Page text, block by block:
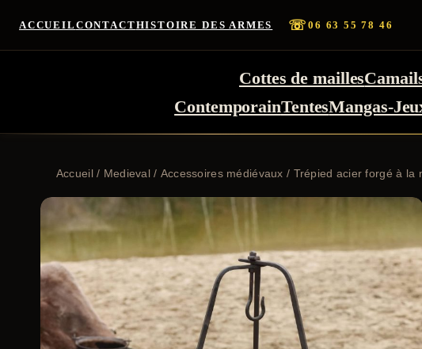
ACCUEIL CONTACTHISTOIRE DES ARMES ☏06 63 55 78 46
Cottes de mailles
ContemporainTentesMangas-
Accueil/ Medieval/ Accessoires médiévaux / Trépied acier forgé à la